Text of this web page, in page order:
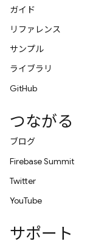
ガイド
リファレンス
サンプル
ライブラリ
GitHub
つながる
ブログ
Firebase Summit
Twitter
YouTube
サポート